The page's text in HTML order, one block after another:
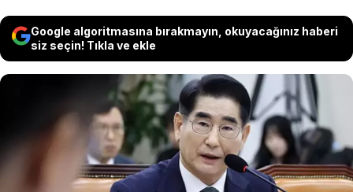
Google algoritmasına bırakmayın, okuyacağınız haberi
siz seçin! Tıkla ve ekle
Güney Kore’de geçtiğimiz günlerde ilan
edilen sıkıyönetimde rolü olduğu
suçlamasıyla eski Savunma Bakanı Kim